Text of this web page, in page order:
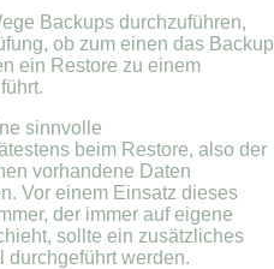
Backups durchzuführen,
ob zum einen das Backup
ein Restore zu einem
sinnvolle
beim Restore, also der
vorhandene Daten
Vor einem Einsatz dieses
der immer auf eigene
sollte ein zusätzliches
durchgeführt werden.